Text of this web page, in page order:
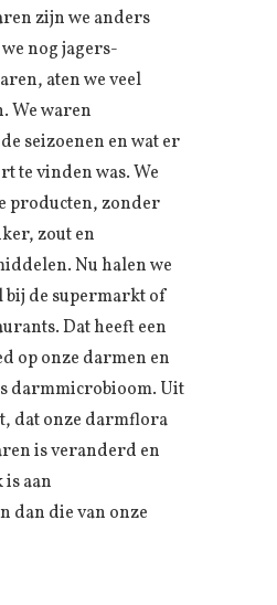
zijn we anders
nog jagers-
aten we veel
We waren
seizoenen en wat er
te vinden was. We
producten, zonder
zout en
Nu halen we
bij de supermarkt of
Dat heeft een
op onze darmen en
darmmicrobioom. Uit
dat onze darmflora
is veranderd en
aan
dan die van onze